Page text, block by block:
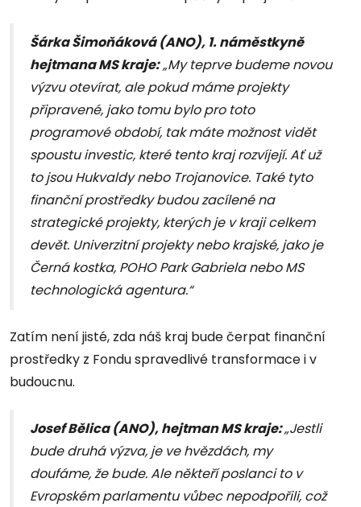
Šárka Šimoňáková (ANO), 1. náměstkyně
hejtmana MS kraje:„My teprve budeme novou
výzvu otevírat, ale pokud máme projekty
připravené, jako tomu bylo pro toto
programové období, tak máte možnost vidět
spoustu investic, které tento kraj rozvíjejí. Ať už
to jsou Hukvaldy nebo Trojanovice. Také tyto
finanční prostředky budou zacílené na
strategické projekty, kterých je v kraji celkem
devět. Univerzitní projekty nebo krajské, jako je
Černá kostka, POHO Park Gabriela nebo MS
technologická agentura.“
Zatím není jisté, zda náš kraj bude čerpat finanční
prostředky z Fondu spravedlivé transformace i v
budoucnu.
Josef Bělica (ANO), hejtman MS kraje:„Jestli
bude druhá výzva, je ve hvězdách, my
doufáme, že bude. Ale někteří poslanci to v
Evropském parlamentu vůbec nepodpořili, což